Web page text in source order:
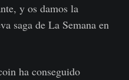
y os damos la
saga de La Semana en
ha conseguido